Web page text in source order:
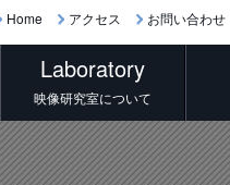
Home アクセス お問い合わせ
Laboratory
映像研究室について